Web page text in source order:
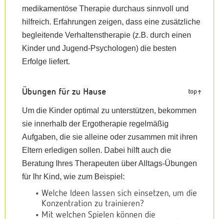
medikamentöse Therapie durchaus sinnvoll und
hilfreich. Erfahrungen zeigen, dass eine zusätzliche
begleitende Verhaltenstherapie (z.B. durch einen
Kinder und Jugend-Psychologen) die besten
Erfolge liefert.
Übungen für zu Hause top
Um die Kinder optimal zu unterstützen, bekommen
sie innerhalb der Ergotherapie regelmäßig
Aufgaben, die sie alleine oder zusammen mit ihren
Eltern erledigen sollen. Dabei hilft auch die
Beratung Ihres Therapeuten über Alltags-Übungen
für Ihr Kind, wie zum Beispiel:
Welche Ideen lassen sich einsetzen, um die
Konzentration zu trainieren?
Mit welchen Spielen können die